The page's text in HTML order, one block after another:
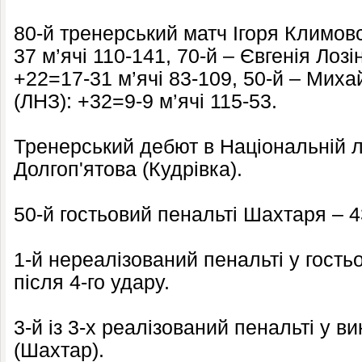
80-й тренерський матч Ігоря
37 м’ячі 110-141, 70-й – Євгенія
+22=17-31 м’ячі 83-109, 50-й –
(ЛНЗ): +32=9-9 м’ячі 115-53.
Тренерський дебют в Національній
Долгоп'ятова (Кудрівка).
50-й гостьовий пенальті Шахтаря –
1-й нереалізований пенальті у
після 4-го удару.
3-й із 3-х реалізований пенальті у
(Шахтар).